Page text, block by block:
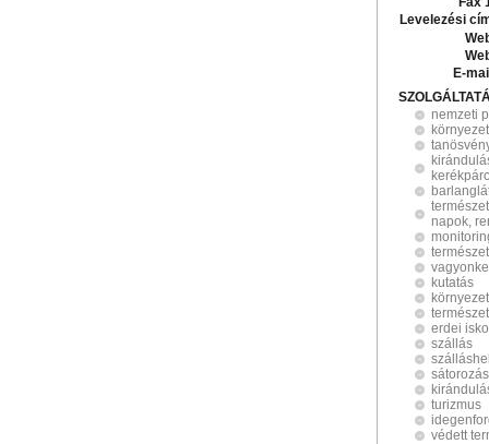
Levelezési
E-
nemzeti
napok,
kutatás
erdei
szállás
sátorozás
turizmus
védett